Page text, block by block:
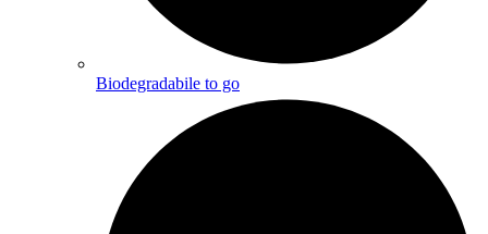
Biodegradabile to go